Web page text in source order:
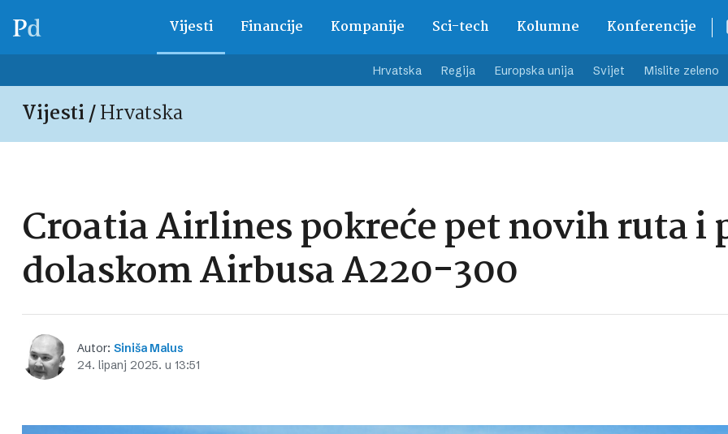
Vijesti Financije Kompanije Sci-tech Kolumne Konferencije
Hrvatska Regija Europska unija Svijet Mislite zeleno
Vijesti /Hrvatska
Croatia Airlines pokreće pet novih ruta i
dolaskom Airbusa A220-300
Autor: Siniša Malus
24. lipanj 2025. u 13:51